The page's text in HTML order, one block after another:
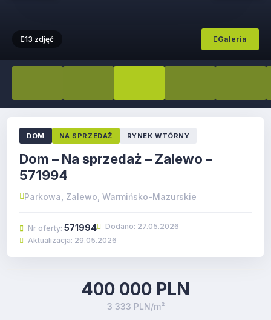
13 zdjęć Galeria
DOM NA SPRZEDAŻ RYNEK WTÓRNY
Dom – Na sprzedaż – Zalewo –
571994
Parkowa, Zalewo, Warmińsko-Mazurskie
Nr oferty: 571994
Dodano: 27.05.2026
Aktualizacja: 29.05.2026
400 000 PLN
3 333 PLN/m²